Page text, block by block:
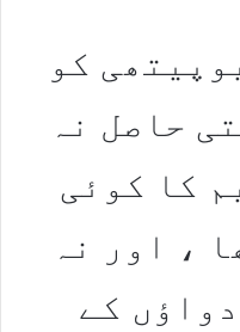
کو
حاصل نہ
کا کوئی
، اور نہ
کے